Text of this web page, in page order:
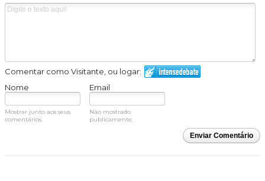
Comentar como Visitante, ou logar:
Nome
Email
Mostrar junto aos seus
comentários.
Não mostrado
publicamente.
Enviar Comentário